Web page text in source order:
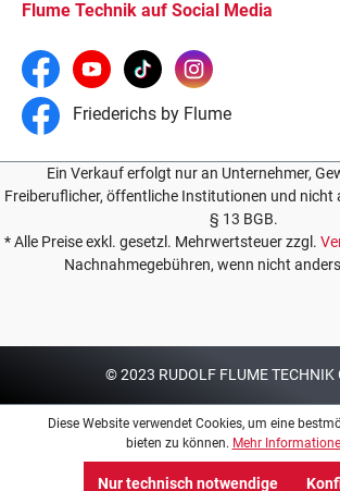
Flume Technik auf Social Media
Friederichs by Flume
Ein Verkauf erfolgt nur an Unternehmer,
Freiberuflicher, öffentliche Institutionen und nicht
§ 13 BGB.
* Alle Preise exkl. gesetzl. Mehrwertsteuer zzgl.
Nachnahmegebühren, wenn nicht
© 2023 RUDOLF FLUME TECHNIK
Diese Website verwendet Cookies, um eine
bieten zu können. Mehr
Nur technisch notwendige